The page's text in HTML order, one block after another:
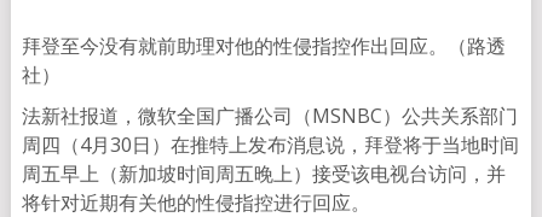
拜登至今没有就前助理对他的性侵指控作出回应。（路透
社）
法新社报道，微软全国广播公司（MSNBC）公共关系部门
周四（4月30日）在推特上发布消息说，拜登将于当地时间
周五早上（新加坡时间周五晚上）接受该电视台访问，并
将针对近期有关他的性侵指控进行回应。